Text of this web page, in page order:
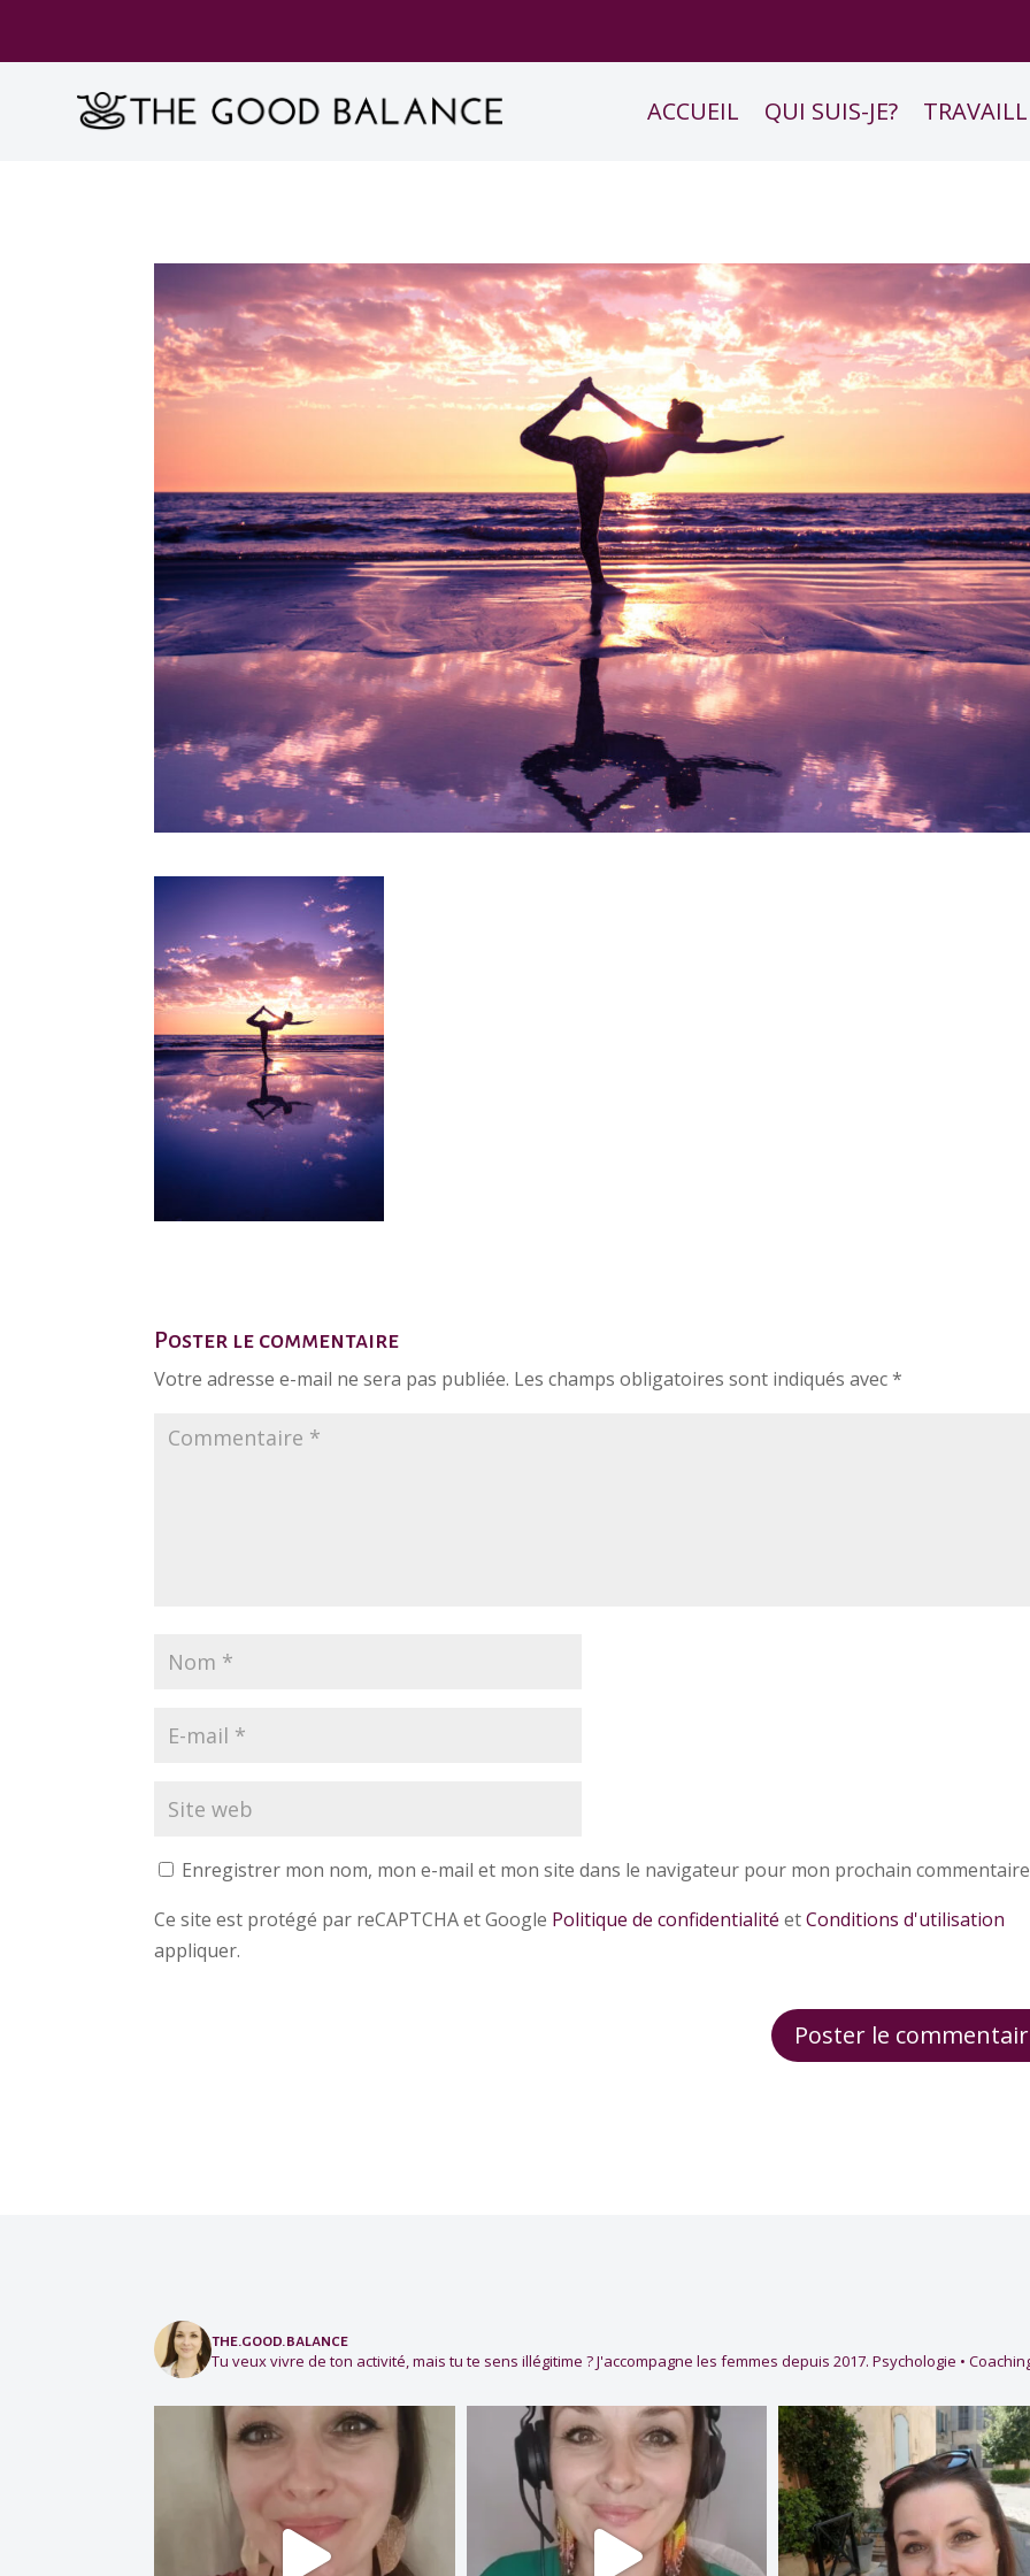
ACCUEIL QUI SUIS-JE?
Poster le commentaire
Votre adresse e-mail ne sera pas publiée. Les champs obligatoires sont indiqués avec*
Enregistrer mon nom, mon e-mail et mon site dans le navigateur pour mon prochain
Ce site est protégé par reCAPTCHA et Google Politique de confidentialité etConditions d'utilisation
appliquer.
the.good.balance
Tu veux vivre de ton activité, mais tu te sens illégitime ?J'accompagne les femmes depuis 2017. Psychologie •